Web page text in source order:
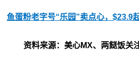
鱼蛋粉老字号“乐园”卖点心，$23.9
资料来源：美心MX、两餸饭